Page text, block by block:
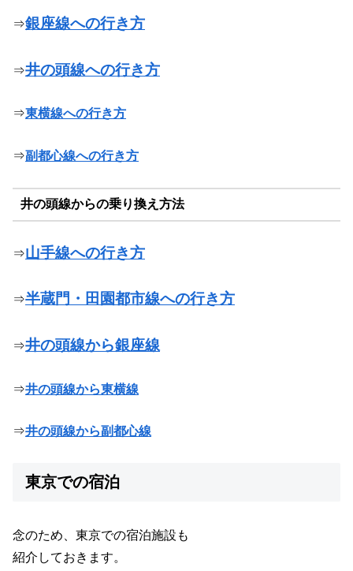
⇒銀座線への行き方
⇒井の頭線への行き方
⇒東横線への行き方
⇒副都心線への行き方
井の頭線からの乗り換え方法
⇒山手線への行き方
⇒半蔵門・田園都市線への行き方
⇒井の頭線から銀座線
⇒井の頭線から東横線
⇒井の頭線から副都心線
東京での宿泊
念のため、東京での宿泊施設も
紹介しておきます。